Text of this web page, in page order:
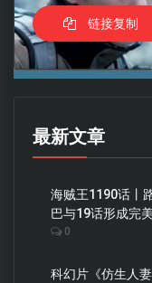
链接复制
最新文章
海贼王1190话丨
巴与19话形成完
0
科幻片《仿生人